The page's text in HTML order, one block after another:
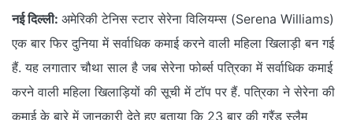
नई दिल्ली: अमेरिकी टेनिस स्टार सेरेना विलियम्स (Serena Williams)
एक बार फिर दुनिया में सर्वाधिक कमाई करने वाली महिला खिलाड़ी बन गई
हैं. यह लगातार चौथा साल है जब सेरेना फोर्ब्स पत्रिका में सर्वाधिक कमाई
करने वाली महिला खिलाड़ियों की सूची में टॉप पर हैं. पत्रिका ने सेरेना की
कमाई के बारे में जानकारी देते हुए बताया कि 23 बार की ग्रैंड स्लैम